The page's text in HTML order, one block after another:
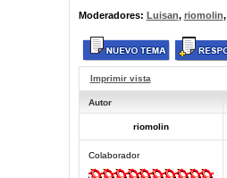
Moderadores: Luisan, riomolin,
Imprimir vista
Autor
riomolin
Colaborador